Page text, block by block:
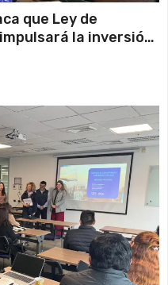
que Ley de
la inversión